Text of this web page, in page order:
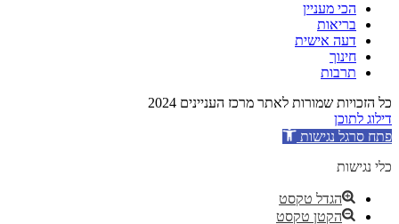
הכי מעניין
בריאות
דעה אישית
חינוך
תרבות
כל הזכויות שמורות לאתר מרכז העניינים 2024
דילוג לתוכן
פתח סרגל נגישות
כלי נגישות
הגדל טקסט
הקטן טקסט